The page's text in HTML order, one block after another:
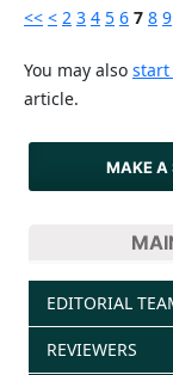
<< < 2 3 4 5 6 7 8 9
You may also start
article.
MAKE A
EDITORIAL
REVIEWERS